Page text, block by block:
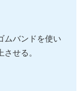
ムバンドを使い
せる。